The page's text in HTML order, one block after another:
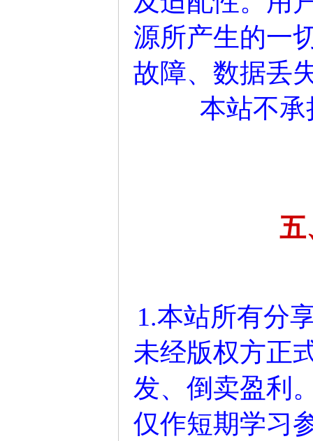
源所产生的一
故障、数据丢
本站不
五
1.本站所有分
未经版权方正
发、倒卖盈利
仅作短期学习